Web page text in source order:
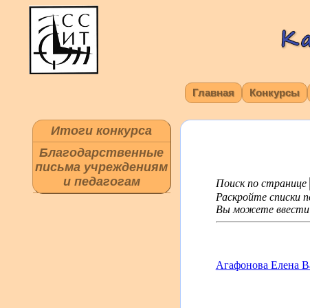
Главная Конкурсы
Итоги конкурса
Благодарственные
письма учреждениям
и педагогам
Поиск по странице
Раскройте списки
Вы можете ввести
Агафонова Елена